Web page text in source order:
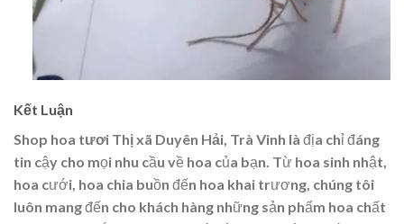
Kết Luận
Shop hoa tươi Thị xã Duyên Hải, Trà Vinh là địa chỉ đáng
tin cậy cho mọi nhu cầu về hoa của bạn. Từ hoa sinh nhật,
hoa cưới, hoa chia buồn đến hoa khai trương, chúng tôi
luôn mang đến cho khách hàng những sản phẩm hoa chất